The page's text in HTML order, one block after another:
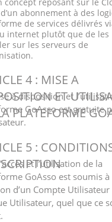
abonnement à des
de services délivrés
internet plutôt que de les
sur les serveurs de
4 : MISE A
ET
PLATEFORME
à disposition et
GoAsso est gratuite
5 :
et l’utilisation de la
GoAsso est soumis à
d’un Compte
Utilisateur, quel que ce